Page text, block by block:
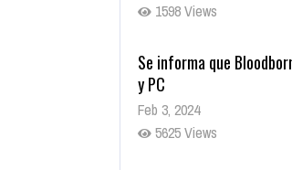
1598 Views
Se informa que
y PC
Feb 3, 2024
5625 Views